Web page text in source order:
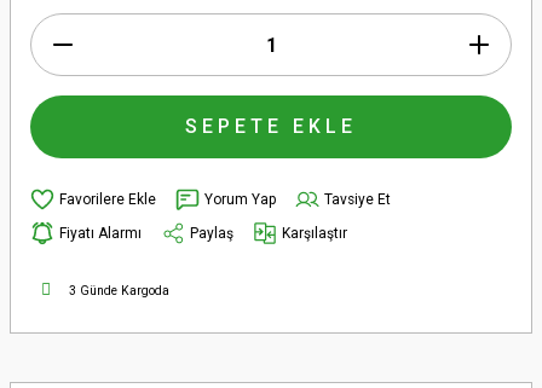
SEPETE EKLE
Yorum Yap
Tavsiye Et
Fiyatı Alarmı
Paylaş Karşılaştır
3 Günde Kargoda